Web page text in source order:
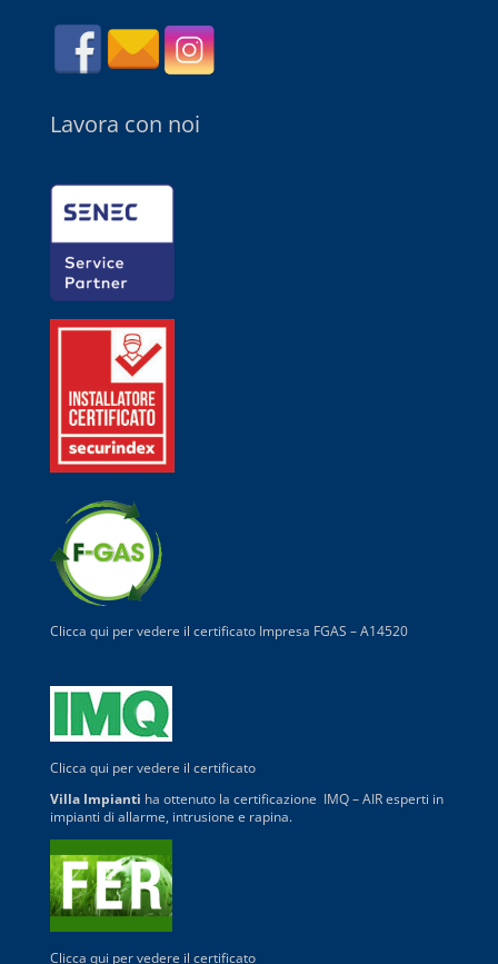
Lavora con noi
Clicca qui per vedere il certificato Impresa FGAS – A14520
Clicca qui per vedere il certificato
Villa Impianti ha ottenuto la certificazione IMQ – AIResperti in
impianti di allarme, intrusione e rapina.
Clicca qui per vedere il certificato